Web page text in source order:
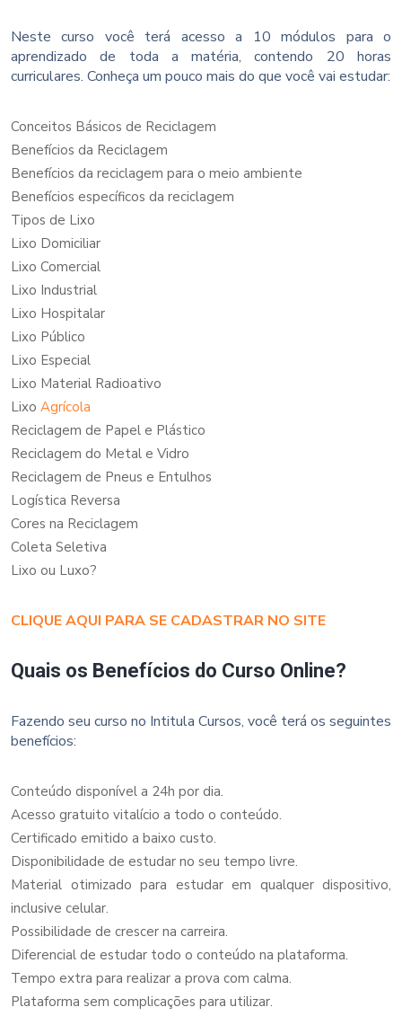
Neste curso você terá acesso a 10 módulos para o
aprendizado de toda a matéria, contendo 20 horas
curriculares. Conheça um pouco mais do que você vai estudar:
Conceitos Básicos de Reciclagem
Benefícios da Reciclagem
Benefícios da reciclagem para o meio ambiente
Benefícios específicos da reciclagem
Tipos de Lixo
Lixo Domiciliar
Lixo Comercial
Lixo Industrial
Lixo Hospitalar
Lixo Público
Lixo Especial
Lixo Material Radioativo
Lixo Agrícola
Reciclagem de Papel e Plástico
Reciclagem do Metal e Vidro
Reciclagem de Pneus e Entulhos
Logística Reversa
Cores na Reciclagem
Coleta Seletiva
Lixo ou Luxo?
CLIQUE AQUI PARA SE CADASTRAR NO SITE
Quais os Benefícios do Curso Online?
Fazendo seu curso no Intitula Cursos, você terá os seguintes
benefícios:
Conteúdo disponível a 24h por dia.
Acesso gratuito vitalício a todo o conteúdo.
Certificado emitido a baixo custo.
Disponibilidade de estudar no seu tempo livre.
Material otimizado para estudar em qualquer dispositivo,
inclusive celular.
Possibilidade de crescer na carreira.
Diferencial de estudar todo o conteúdo na plataforma.
Tempo extra para realizar a prova com calma.
Plataforma sem complicações para utilizar.